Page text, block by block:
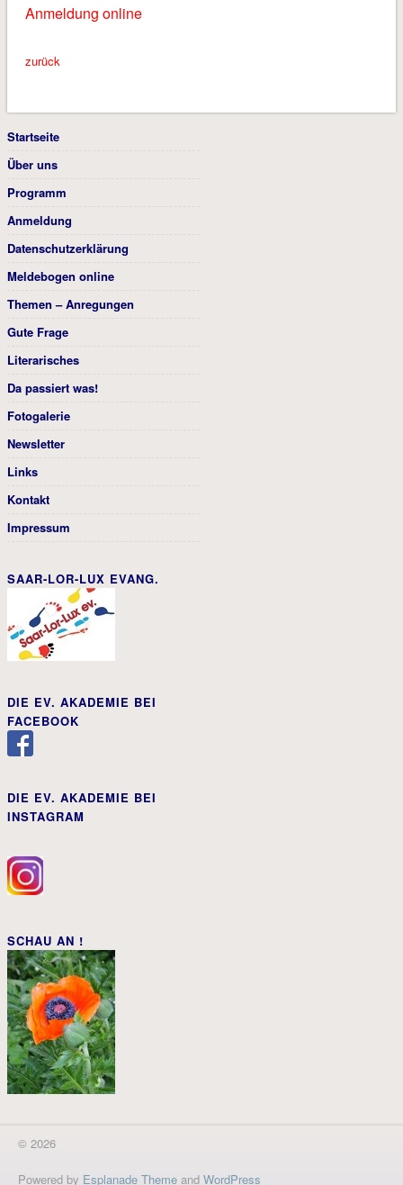
Anmeldung online
zurück
Startseite
Über uns
Programm
Anmeldung
Datenschutzerklärung
Meldebogen online
Themen – Anregungen
Gute Frage
Literarisches
Da passiert was!
Fotogalerie
Newsletter
Links
Kontakt
Impressum
SAAR-LOR-LUX EVANG.
DIE EV. AKADEMIE BEI
FACEBOOK
DIE EV. AKADEMIE BEI
INSTAGRAM
SCHAU AN !
© 2026
Powered by Esplanade Theme and WordPress